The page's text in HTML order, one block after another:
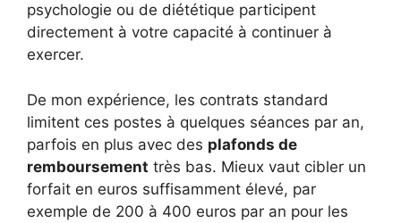
psychologie ou de diététique participent
directement à votre capacité à continuer à
exercer.
De mon expérience, les contrats standard
limitent ces postes à quelques séances par an,
parfois en plus avec des plafonds de
remboursement très bas. Mieux vaut cibler un
forfait en euros suffisamment élevé, par
exemple de 200 à 400 euros par an pour les